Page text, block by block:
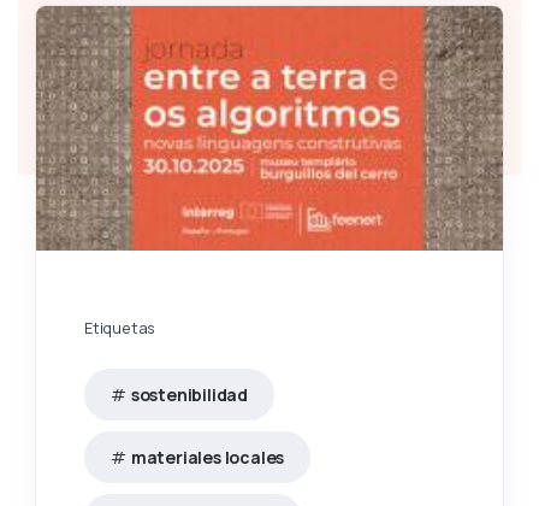
Etiquetas
sostenibilidad
materiales locales